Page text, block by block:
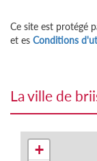
Ce site est protégé
et es Conditions
la ville de
+